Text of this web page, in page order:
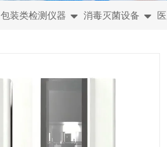
包装类检测仪器  消毒灭菌设备 